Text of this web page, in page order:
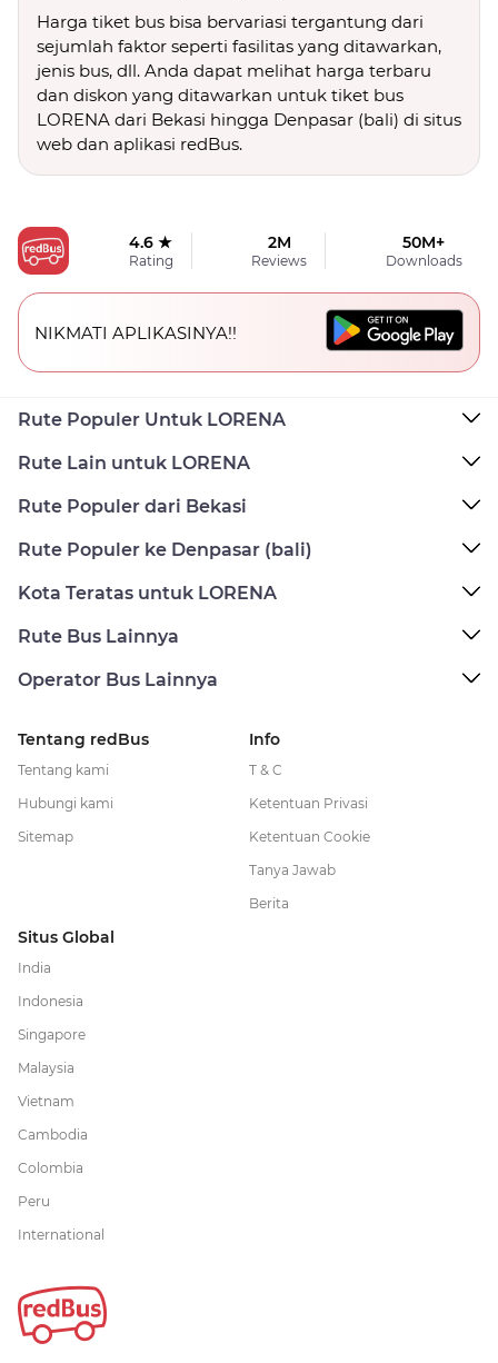
Harga tiket bus bisa bervariasi tergantung dari
sejumlah faktor seperti fasilitas yang ditawarkan,
jenis bus, dll. Anda dapat melihat harga terbaru
dan diskon yang ditawarkan untuk tiket bus
LORENA dari Bekasi hingga Denpasar (bali) di situs
web dan aplikasi redBus.
4.6 ★
Rating
2M
Reviews
50M+
Downloads
NIKMATI APLIKASINYA!!
Rute Populer Untuk LORENA
Rute Lain untuk LORENA
Rute Populer dari Bekasi
Rute Populer ke Denpasar (bali)
Kota Teratas untuk LORENA
Rute Bus Lainnya
Operator Bus Lainnya
Tentang redBus
Tentang kami
Hubungi kami
Sitemap
Info
T & C
Ketentuan Privasi
Ketentuan Cookie
Tanya Jawab
Berita
Situs Global
India
Indonesia
Singapore
Malaysia
Vietnam
Cambodia
Colombia
Peru
International